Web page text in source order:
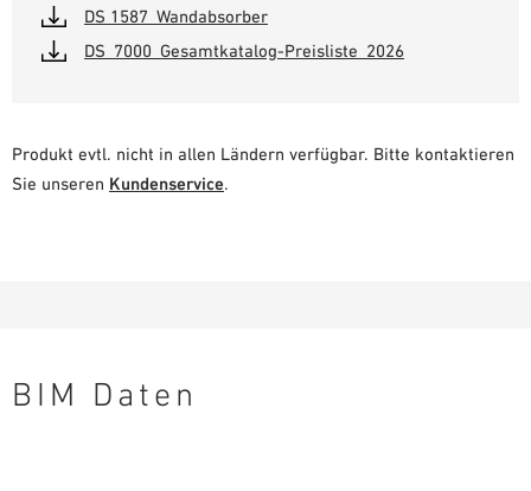
DS 1587_Wandabsorber
DS_7000_Gesamtkatalog-Preisliste_2026
Produkt evtl. nicht in allen Ländern verfügbar. Bitte kontaktieren
Sie unseren Kundenservice.
BIM Daten